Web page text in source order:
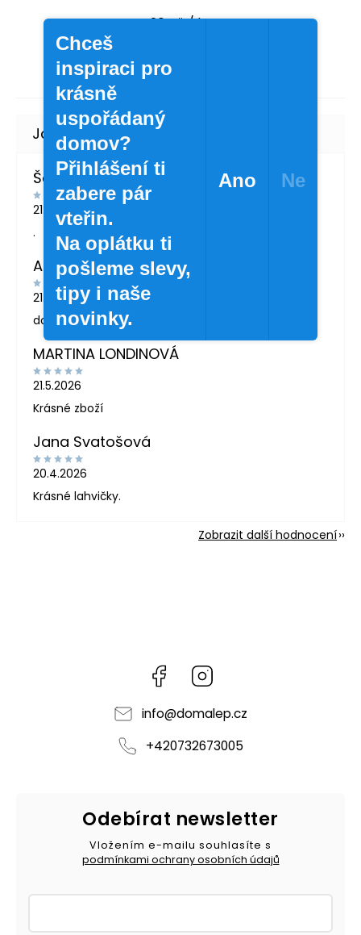
20 Kč/ ks
Šárka Švábová
21.7.2026
.
Andrea Žáčková
21.5.2026
doporučuji
MARTINA LONDINOVÁ
21.5.2026
Krásné zboží
Jana Svatošová
20.4.2026
Krásné lahvičky.
Zobrazit další hodnocení
Facebook
info@domalep.cz
+420732673005
Odebírat newsletter
Vložením e-mailu souhlasíte s
podmínkami ochrany osobních údajů
Chceš
inspiraci pro
krásně
uspořádaný
domov?
Přihlášení ti
zabere pár
vteřin.
Na oplátku ti
pošleme slevy,
tipy i naše
novinky.
Ano Ne